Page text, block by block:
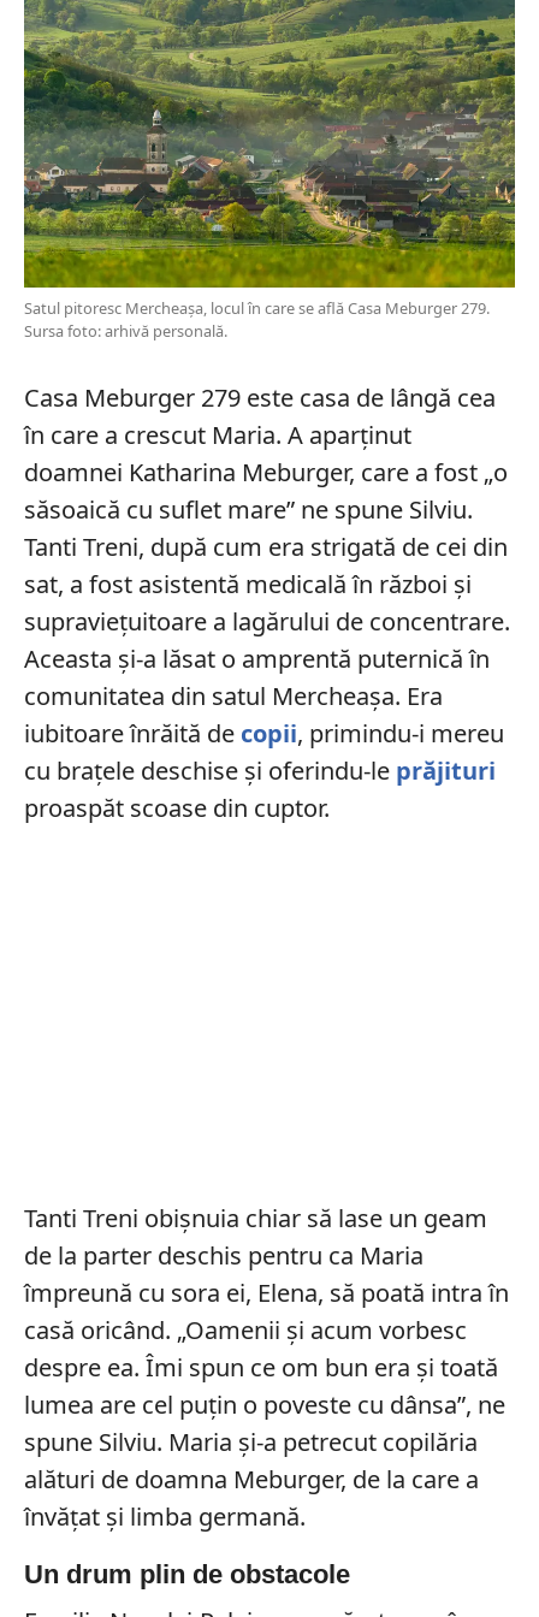
Satul pitoresc Mercheașa, locul în care se află Casa Meburger 279.
Sursa foto: arhivă personală.
Casa Meburger 279 este casa de lângă cea
în care a crescut Maria. A aparținut
doamnei Katharina Meburger, care a fost „o
săsoaică cu suflet mare” ne spune Silviu.
Tanti Treni, după cum era strigată de cei din
sat, a fost asistentă medicală în război și
supraviețuitoare a lagărului de concentrare.
Aceasta și-a lăsat o amprentă puternică în
comunitatea din satul Mercheașa. Era
iubitoare înrăită de copii, primindu-i mereu
cu brațele deschise și oferindu-le prăjituri
proaspăt scoase din cuptor.
Tanti Treni obișnuia chiar să lase un geam
de la parter deschis pentru ca Maria
împreună cu sora ei, Elena, să poată intra în
casă oricând. „Oamenii și acum vorbesc
despre ea. Îmi spun ce om bun era și toată
lumea are cel puțin o poveste cu dânsa”, ne
spune Silviu. Maria și-a petrecut copilăria
alături de doamna Meburger, de la care a
învățat și limba germană.
Un drum plin de obstacole